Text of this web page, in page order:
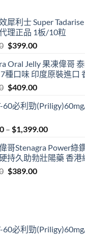
犀利士 Super
理正品 1板/10粒
Original
was:
$599.00.
$399.00Current
is:
$399.00.
Oral Jelly 果凍偉哥
種口味 印度原裝進口
Original
was:
$409.00Current
is:
60必利勁
– $1,399.00Price
$399.00
through
哥Stenagra Power綠
持久助勃壯陽藥 香港
Original
$389.00Current
60必利勁